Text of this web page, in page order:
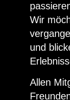
Wir
und
Allen